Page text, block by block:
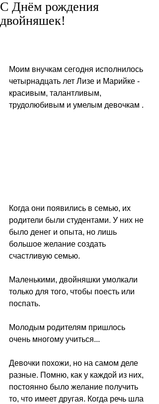
С Днём рождения
двойняшек!
Моим внучкам сегодня исполнилось
четырнадцать лет Лизе и Марийке -
красивым, талантливым,
трудолюбивым и умелым девочкам .
Когда они появились в семью, их
родители были студентами. У них не
было денег и опыта, но лишь
большое желание создать
счастливую семью.
Маленькими, двойняшки умолкали
только для того, чтобы поесть или
поспать.
Молодым родителям пришлось
очень многому учиться...
Девочки похожи, но на самом деле
разные. Помню, как у каждой из них,
постоянно было желание получить
то, что имеет другая. Когда речь шла